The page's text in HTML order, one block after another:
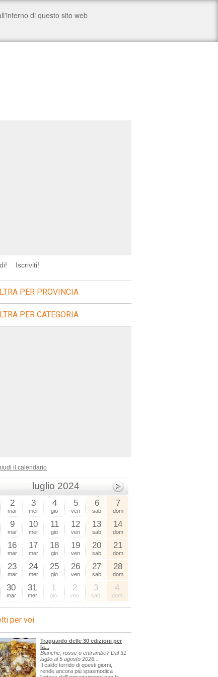
Iscriviti!
PER PROVINCIA
PER CATEGORIA
il calendario
luglio 2024
2
mar
3
mer
4
gio
5
ven
6
sab
7
dom
9
mar
10
mer
11
gio
12
ven
13
sab
14
dom
16
mar
17
mer
18
gio
19
ven
20
sab
21
dom
23
mar
24
mer
25
gio
26
ven
27
sab
28
dom
30
mar
31
mer
1
gio
2
ven
3
sab
4
dom
per voi
Traguardo delle 30 edizioni per
la...
Bianche, rosse o entrambe? Dal 31
luglio al 5 agosto 2026...
Il caldo torrido di questi giorni,
rende ancora più spasmodica